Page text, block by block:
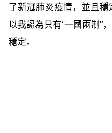
了新冠肺炎疫情，並且
以我認為只有“一國兩制”
穩定。